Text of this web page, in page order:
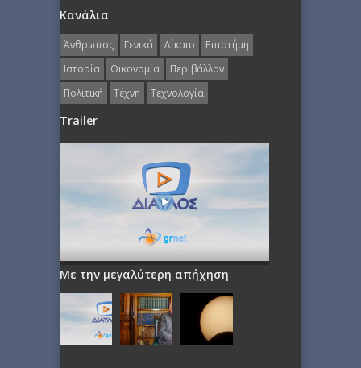
Κανάλια
Άνθρωπος Γενικά Δίκαιο
Επιστήμη
Ιστορία
Οικονομία
Περιβάλλον
Πολιτική
Τέχνη Τεχνολογία
Trailer
Με την μεγαλύτερη απήχηση